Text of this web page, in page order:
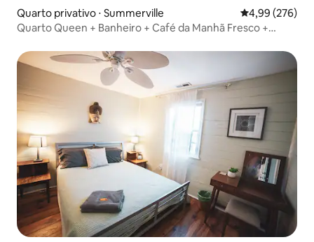
Quarto privativo ⋅ Summerville 4,99 de uma
4,99 (276)
Quarto Queen + Banheiro + Café da Manhã Fresco +